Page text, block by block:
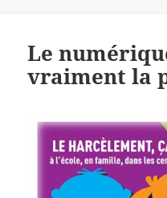
Le
vraiment la